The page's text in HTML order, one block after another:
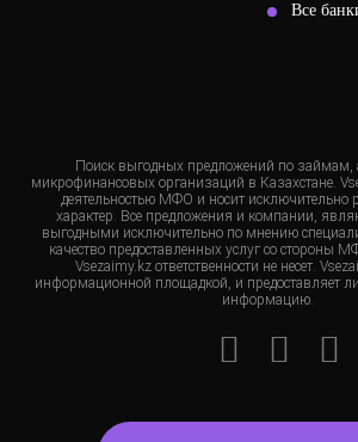
Все
Поиск выгодных предложений по займам,
микрофинансовых организаций в Казахстане.
деятельностью МФО и носит исключительно
характер. Все предложения и компании,
выгодными исключительно по мнению
качество предоставленных услуг со
Vsezaimy.kz ответственности не несет.
информационной площадкой, и предоставляет
информацию.